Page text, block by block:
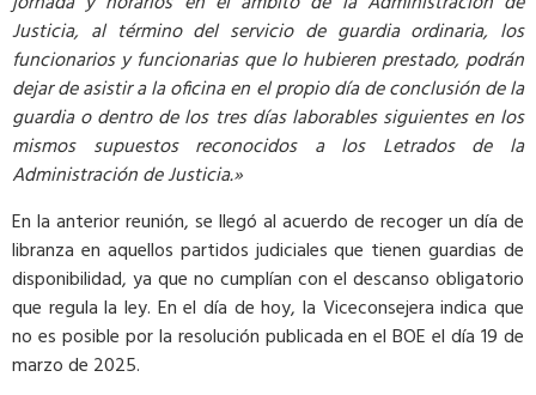
Justicia, al término del servicio de guardia ordinaria, los
funcionarios y funcionarias que lo hubieren prestado, podrán
dejar de asistir a la oficina en el propio día de conclusión de la
guardia o dentro de los tres días laborables siguientes en los
mismos supuestos reconocidos a los Letrados de la
Administración de Justicia.»
En la anterior reunión, se llegó al acuerdo de recoger un día de
libranza en aquellos partidos judiciales que tienen guardias de
disponibilidad, ya que no cumplían con el descanso obligatorio
que regula la ley. En el día de hoy, la Viceconsejera indica que
no es posible por la resolución publicada en el BOE el día 19 de
marzo de 2025.